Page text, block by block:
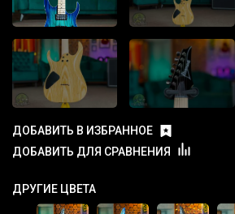
ДОБАВИТЬ В ИЗБРАННОЕ
ДОБАВИТЬ ДЛЯ СРАВНЕНИЯ
ДРУГИЕ ЦВЕТА